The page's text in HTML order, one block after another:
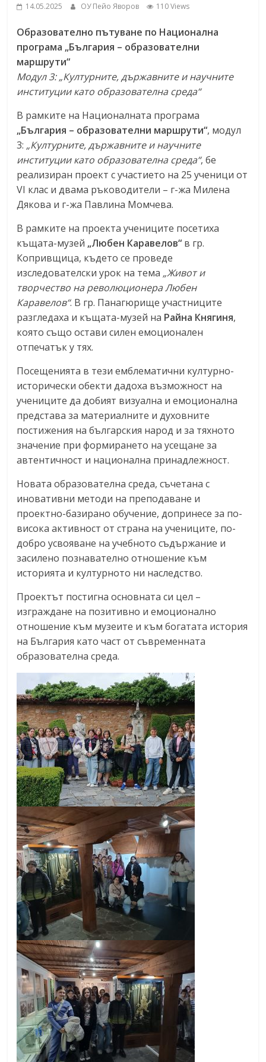
14.05.2025 ОУ Пейо Яворов 110 Views
Образователно пътуване по Национална
програма „България – образователни
маршрути“
Модул 3: „Културните, държавните и научните
институции като образователна среда“
В рамките на Националната програма
„България – образователни маршрути“, модул
3: „Културните, държавните и научните
институции като образователна среда“, бе
реализиран проект с участието на 25 ученици от
VI клас и двама ръководители – г-жа Милена
Дякова и г-жа Павлина Момчева.
В рамките на проекта учениците посетиха
къщата-музей „Любен Каравелов“ в гр.
Копривщица, където се проведе
изследователски урок на тема „Живот и
творчество на революционера Любен
Каравелов“. В гр. Панагюрище участниците
разгледаха и къщата-музей на Райна Княгиня,
която също остави силен емоционален
отпечатък у тях.
Посещенията в тези емблематични културно-
исторически обекти дадоха възможност на
учениците да добият визуална и емоционална
представа за материалните и духовните
постижения на българския народ и за тяхното
значение при формирането на усещане за
автентичност и национална принадлежност.
Новата образователна среда, съчетана с
иновативни методи на преподаване и
проектно-базирано обучение, допринесе за по-
висока активност от страна на учениците, по-
добро усвояване на учебното съдържание и
засилено познавателно отношение към
историята и културното ни наследство.
Проектът постигна основната си цел –
изграждане на позитивно и емоционално
отношение към музеите и към богатата история
на България като част от съвременната
образователна среда.